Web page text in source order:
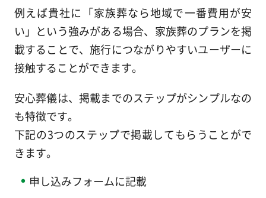
例えば貴社に「家族葬なら地域で一番費用が安
い」という強みがある場合、家族葬のプランを掲
載することで、施行につながりやすいユーザーに
接触することができます。
安心葬儀は、掲載までのステップがシンプルなの
も特徴です。
下記の3つのステップで掲載してもらうことがで
きます。
申し込みフォームに記載